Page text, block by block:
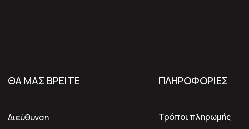
ΘΑ ΜΑΣ ΒΡΕΙΤΕ
Διεύθυνση
ΠΛΗΡΟΦΟΡΙΕΣ
Τρόποι πληρωμής